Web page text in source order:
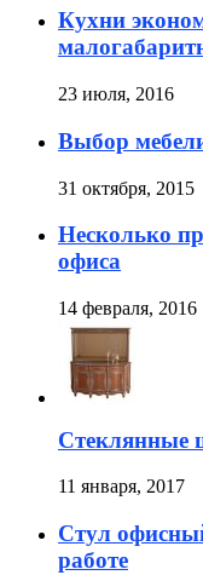
Кухни
23 июля, 2016
Выбор
31 октября, 2015
Несколько
офиса
14 февраля, 2016
11 января, 2017
Стул
работе